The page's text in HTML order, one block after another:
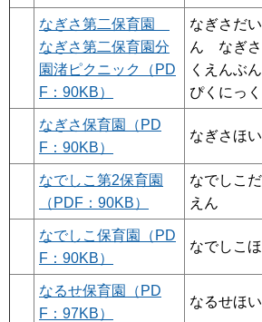
なぎさ第二保育園
なぎさ第二保育園分
園渚ピクニック（PD
F：90KB）
なぎさだ
ん なぎさ
くえんぶ
ぴくにっく
なぎさ保育園（PD
F：90KB）
なぎさほ
なでしこ第2保育園
（PDF：90KB）
なでしこ
えん
なでしこ保育園（PD
F：90KB）
なでしこ
なるせ保育園（PD
F：97KB）
なるせほ